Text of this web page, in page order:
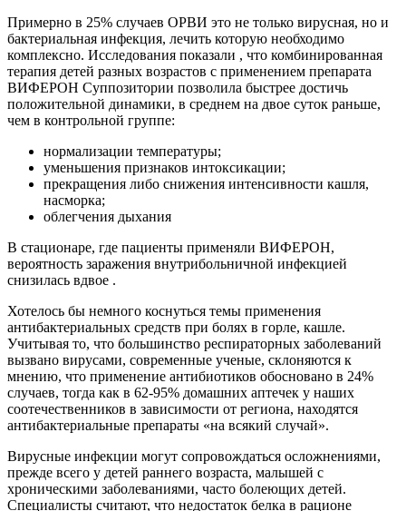
Примерно в 25% случаев ОРВИ это не только вирусная, но и
бактериальная инфекция, лечить которую необходимо
комплексно. Исследования показали , что комбинированная
терапия детей разных возрастов с применением препарата
ВИФЕРОН Суппозитории позволила быстрее достичь
положительной динамики, в среднем на двое суток раньше,
чем в контрольной группе:
нормализации температуры;
уменьшения признаков интоксикации;
прекращения либо снижения интенсивности кашля,
насморка;
облегчения дыхания
В стационаре, где пациенты применяли ВИФЕРОН,
вероятность заражения внутрибольничной инфекцией
снизилась вдвое .
Хотелось бы немного коснуться темы применения
антибактериальных средств при болях в горле, кашле.
Учитывая то, что большинство респираторных заболеваний
вызвано вирусами, современные ученые, склоняются к
мнению, что применение антибиотиков обосновано в 24%
случаев, тогда как в 62-95% домашних аптечек у наших
соотечественников в зависимости от региона, находятся
антибактериальные препараты «на всякий случай».
Вирусные инфекции могут сопровождаться осложнениями,
прежде всего у детей раннего возраста, малышей с
хроническими заболеваниями, часто болеющих детей.
Специалисты считают, что недостаток белка в рационе